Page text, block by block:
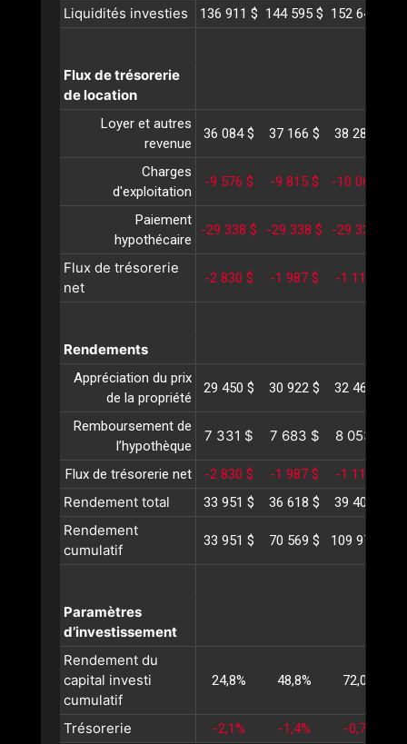
Liquidités investies 136 911 $ 144 595 $ 152 648 $
Flux de trésorerie
de location
Loyer et autres
revenue
36 084 $ 37 166 $ 38 281 $
Charges
d'exploitation
-9 576 $ -9 815 $ -10 062 $
Paiement
hypothécaire
-29 338 $ -29 338 $ -29 338 $
Flux de trésorerie
net
-2 830 $ -1 987 $ -1 118 $
Rendements
Appréciation du prix
de la propriété
29 450 $ 30 922 $ 32 468 $
Remboursement de
l’hypothèque
7 331 $ 7 683 $ 8 053 $
Flux de trésorerie net -2 830 $ -1 987 $ -1 118 $
Rendement total 33 951 $ 36 618 $ 39 402 $
Rendement
cumulatif
33 951 $ 70 569 $ 109 972 $
Paramètres
d’investissement
Rendement du
capital investi
cumulatif
24,8% 48,8% 72,0%
Trésorerie -2,1% -1,4% -0,7%